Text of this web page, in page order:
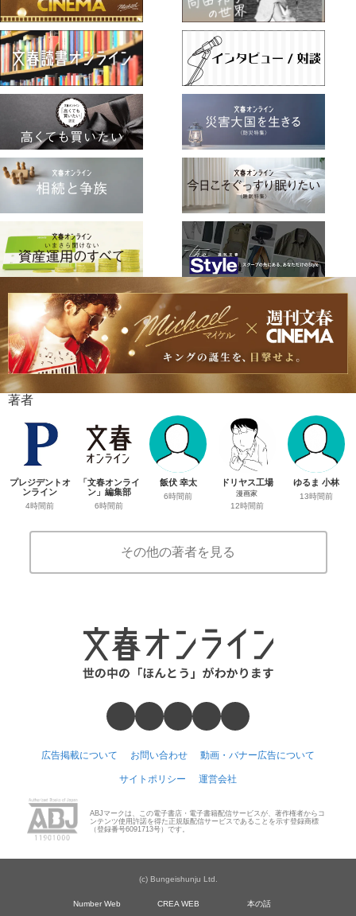
著者
プレジデントオ
ンライン
4時間前
「文春オンライ
ン」編集部
6時間前
飯伏 幸太
6時間前
ドリヤス工場
漫画家
12時間前
ゆるま 小林
13時間前
その他の著者を見る
広告掲載について お問い合わせ 動画・バナー広告について
サイトポリシー 運営会社
ABJマークは、この電子書店・電子書籍配信サービスが、著作権者からコ
ンテンツ使用許諾を得た正規版配信サービスであることを示す登録商標
（登録番号6091713号）です。
(c) Bungeishunju Ltd.
Number Web CREA WEB 本の話